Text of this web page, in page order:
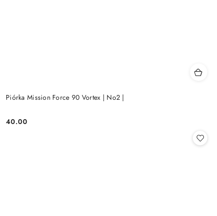
Piórka Mission Force 90 Vortex | No2 |
Cena:
40.00